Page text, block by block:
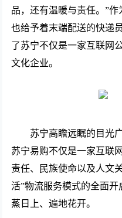
品，还有温暖与责任。”
也给予着末端配送的快递
了苏宁不仅是一家互联网
文化企业。
苏宁高瞻远瞩的目光
苏宁易购不仅是一家互联
责任、民族使命以及人文
活”物流服务模式的全面
蒸日上、遍地花开。